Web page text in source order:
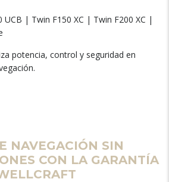
UCB | Twin F150 XC | Twin F200 XC |
potencia, control y seguridad en
NAVEGACIÓN SIN
CON LA GARANTÍA